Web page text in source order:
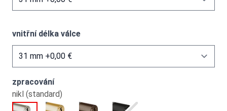
vnitřní délka válce
zpracování
nikl (standard)